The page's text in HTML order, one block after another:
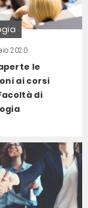
2020
le
ai corsi
di